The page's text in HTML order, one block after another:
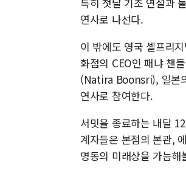
연사로 나선다.
이 밖에도 영국 셀프리
화점의 CEO인 패냐 챈
(Natira Boonsri), 일본
연사로 참여한다.
서밋을 종료하는 내달
계자들은 본점의 본관,
명동의 미래상을 가늠